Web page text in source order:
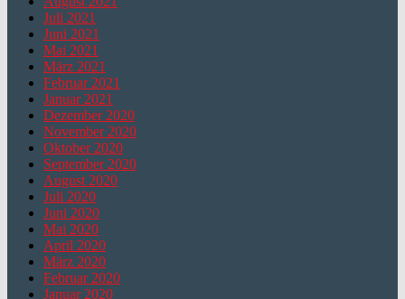
Juli 2021
Juni 2021
Mai 2021
März 2021
Februar 2021
Januar 2021
Dezember 2020
November 2020
Oktober 2020
September 2020
August 2020
Juli 2020
Juni 2020
Mai 2020
April 2020
März 2020
Februar 2020
Januar 2020